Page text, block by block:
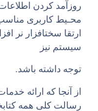
روزآمد کردن
محـیط کاربری
ارتقا سختافزار نر
سیستم نیز
توجه داشته باشد.
از آنجا که ارائه
رسالت کلی همه